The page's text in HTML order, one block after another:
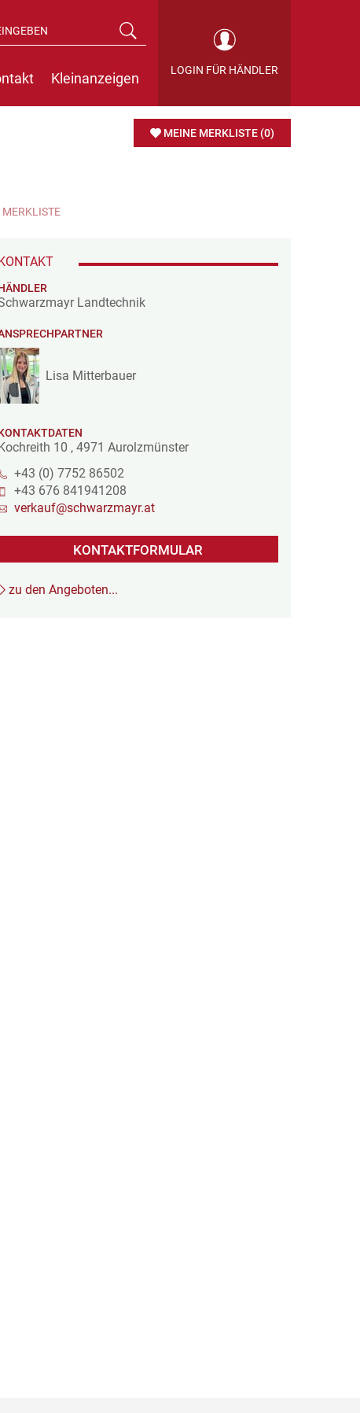
LOGIN FÜR HÄNDLER
Kleinanzeigen
MEINE MERKLISTE (0)
MERKLISTE
Landtechnik
Lisa Mitterbauer
10 , 4971 Aurolzmünster
+43 (0) 7752 86502
+43 676 841941208
verkauf@schwarzmayr.at
KONTAKTFORMULAR
zu den Angeboten...